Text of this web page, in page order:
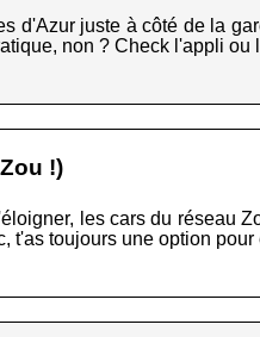
d'Azur juste à côté de la
non ? Check l'appli
!)
les cars du réseau
t'as toujours une option